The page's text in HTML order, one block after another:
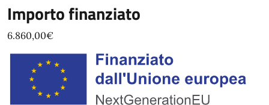
Importo finanziato
6.860,00€